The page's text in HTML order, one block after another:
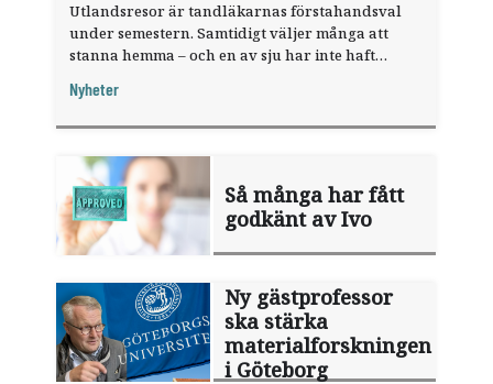
Utlandsresor är tandläkarnas förstahandsval
under semestern. Samtidigt väljer många att
stanna hemma – och en av sju har inte haft
fråga".
Nyheter
Så många har fått
godkänt av Ivo
Ny gästprofessor
ska stärka
materialforskningen
i Göteborg